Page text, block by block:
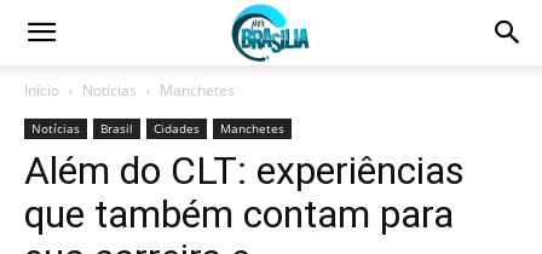
Início Notícias Manchetes
Notícias Brasil Cidades Manchetes
Além do CLT: experiências
que também contam para